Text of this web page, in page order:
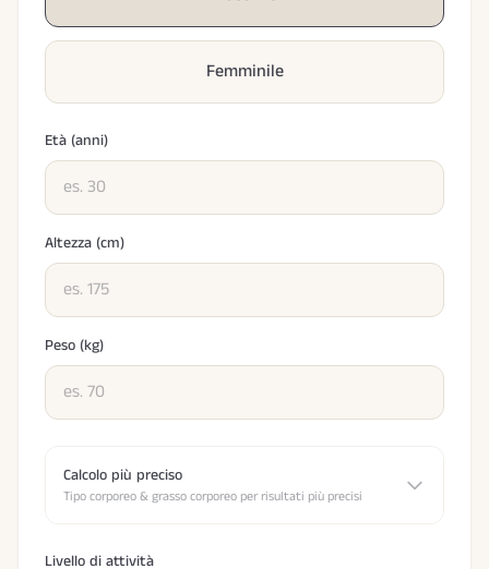
Femminile
Età (anni)
Altezza (cm)
Peso (kg)
Calcolo più preciso
Tipo corporeo & grasso corporeo per risultati più precisi
Livello di attività